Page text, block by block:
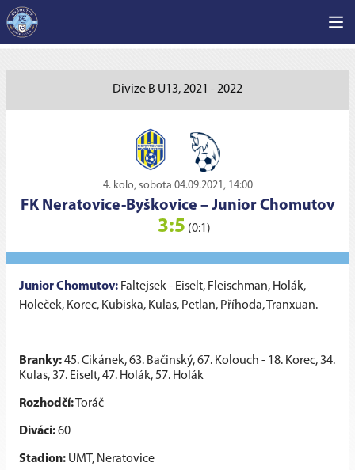
Divize B U13, 2021 - 2022
4. kolo, sobota 04.09.2021, 14:00
FK Neratovice-Byškovice – Junior Chomutov
3:5 (0:1)
Junior Chomutov: Faltejsek - Eiselt, Fleischman, Holák,
Holeček, Korec, Kubiska, Kulas, Petlan, Příhoda, Tranxuan.
Branky:45. Cikánek, 63. Bačinský, 67. Kolouch - 18. Korec, 34.
Kulas, 37. Eiselt, 47. Holák, 57. Holák
Rozhodčí:Toráč
Diváci:60
Stadion: UMT, Neratovice